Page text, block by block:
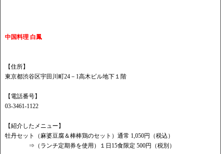
中国料理 白鳳
【住所】
東京都渋谷区宇田川町24－1高木ビル地下１階
【電話番号】
03-3461-1122
【紹介したメニュー】
牡丹セット（麻婆豆腐＆棒棒鶏のセット）通常 1,050円（税込）
⇒（ランチ定期券を使用）１日15食限定 500円（税別）